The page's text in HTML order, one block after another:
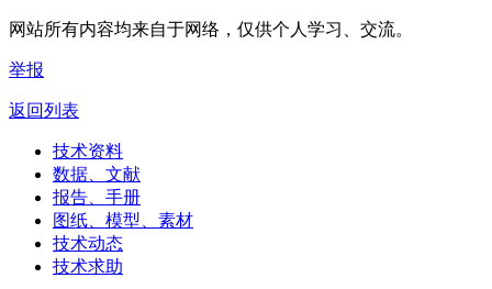
网站所有内容均来自于网络，仅供个人学习、交流。
举报
返回列表
技术资料
数据、文献
报告、手册
图纸、模型、素材
技术动态
技术求助